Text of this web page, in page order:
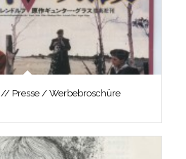
// Presse / Werbebroschüre